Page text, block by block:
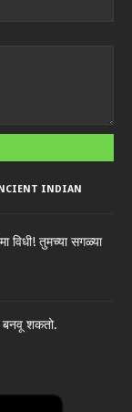
INDIAN
विधी! तुमच्या सगळ्या
बनवू शकतो.